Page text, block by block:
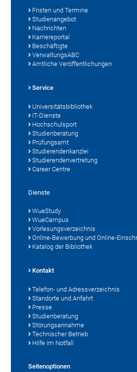
Fristen und Termine
Studienangebot
Nachrichten
Karriereportal
Beschäftigte
VerwaltungsABC
Amtliche Veröffentlichungen
Service
Universitätsbibliothek
IT-Dienste
Hochschulsport
Studienberatung
Prüfungsamt
Studierendenkanzlei
Studierendenvertretung
Career Centre
Dienste
WueStudy
WueCampus
Vorlesungsverzeichnis
Online-Bewerbung und Online-
Katalog der Bibliothek
Kontakt
Telefon- und Adressverzeichnis
Standorte und Anfahrt
Presse
Studienberatung
Störungsannahme
Technischer Betrieb
Hilfe im Notfall
Seitenoptionen